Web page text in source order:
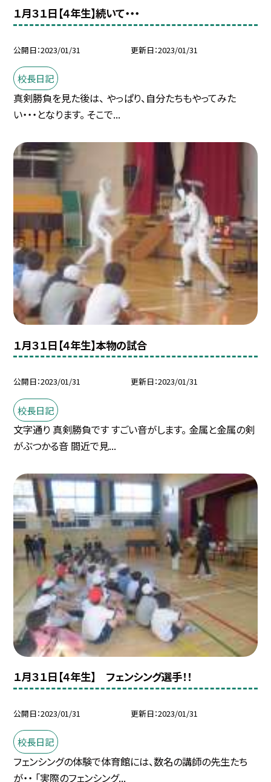
１月３１日【４年生】続いて・・・
公開日 2023/01/31 更新日 2023/01/31
校長日記
真剣勝負を見た後は、 やっぱり、自分たちもやってみた
い・・・となります。 そこで...
１月３１日【４年生】本物の試合
公開日 2023/01/31 更新日 2023/01/31
校長日記
文字通り 真剣勝負です すごい音がします。 金属と金属の剣
がぶつかる音 間近で見...
１月３１日【４年生】 フェンシング選手！！
公開日 2023/01/31 更新日 2023/01/31
校長日記
フェンシングの体験で体育館には、数名の講師の先生たち
が・・ 「実際のフェンシング...